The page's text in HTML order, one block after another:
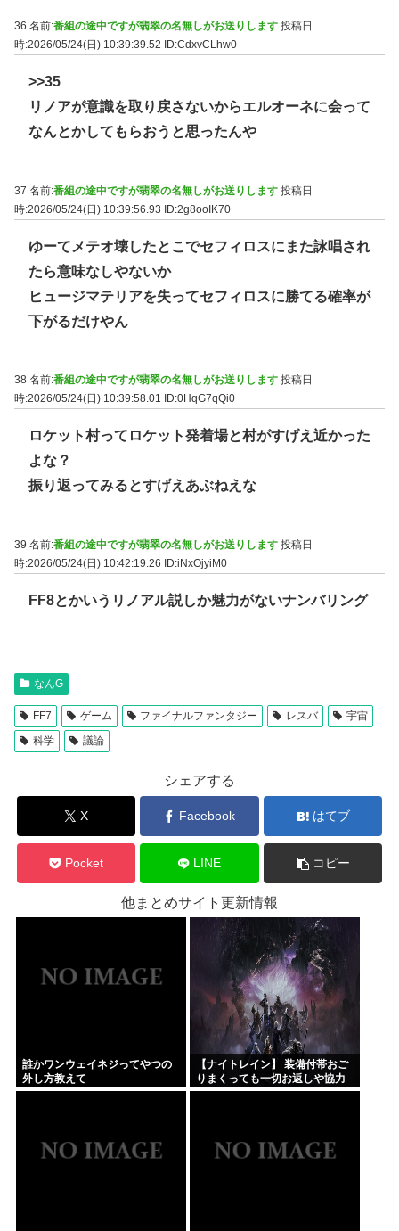
36 名前:番組の途中ですが翡翠の名無しがお送りします 投稿日
時:2026/05/24(日) 10:39:39.52
ID:CdxvCLhw0
>>35
リノアが意識を取り戻さないからエルオーネに会って
なんとかしてもらおうと思ったんや
37 名前:番組の途中ですが翡翠の名無しがお送りします 投稿日
時:2026/05/24(日) 10:39:56.93 ID:2g8ooIK70
ゆーてメテオ壊したとこでセフィロスにまた詠唱され
たら意味なしやないか
ヒュージマテリアを失ってセフィロスに勝てる確率が
下がるだけやん
38 名前:番組の途中ですが翡翠の名無しがお送りします 投稿日
時:2026/05/24(日) 10:39:58.01
ID:0HqG7qQi0
ロケット村ってロケット発着場と村がすげえ近かった
よな？
振り返ってみるとすげえあぶねえな
39 名前:番組の途中ですが翡翠の名無しがお送りします 投稿日
時:2026/05/24(日) 10:42:19.26
ID:iNxOjyiM0
FF8とかいうリノアル説しか魅力がないナンバリング
なんG
FF7 ゲーム ファイナルファンタジー レスバ
宇宙
科学
議論
シェアする
X Facebook はてブ
Pocket LINE コピー
他まとめサイト更新情報
誰かワンウェイネジってやつの
外し方教えて
【ナイトレイン】 装備付帯おご
りまくっても一切お返しや協力
する気がないプレイヤーいるけ